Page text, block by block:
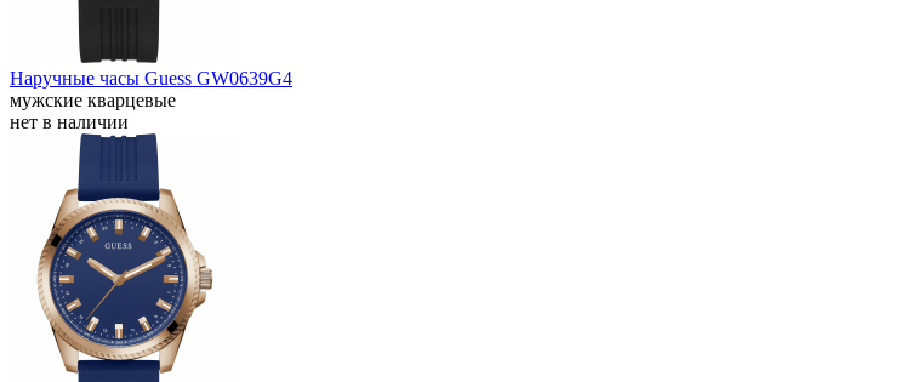
Наручные часы Guess GW0639G4
мужские кварцевые
нет в наличии